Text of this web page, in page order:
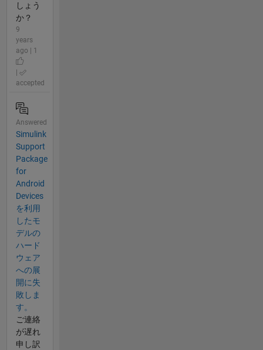
しょう
か？
9
years
ago | 1
accepted
Answered
Simulink
Support
Package
for
Android
Devices
を利用
したモ
デルの
ハード
ウェア
への展
開に失
敗しま
す。
ご連絡
が遅れ
申し訳